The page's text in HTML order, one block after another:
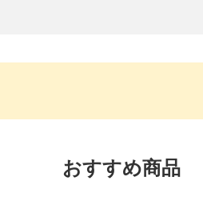
おすすめ商品